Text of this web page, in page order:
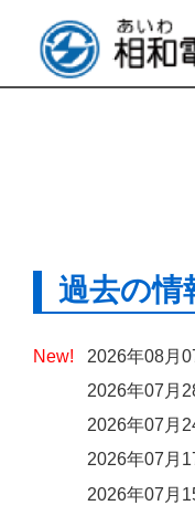
過去の情
2026年08月
2026年07月
2026年07月
2026年07月
2026年07月